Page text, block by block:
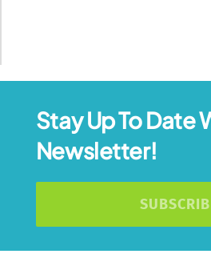
Stay Up To Date
Newsletter!